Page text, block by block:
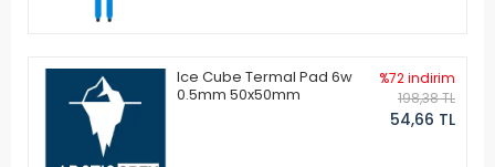
Ice Cube Termal Pad 6w
0.5mm 50x50mm
%72 indirim
198,38 TL
54,66 TL